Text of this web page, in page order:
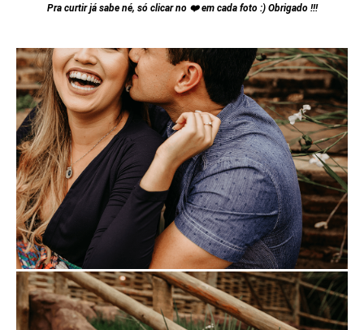
Pra curtir já sabe né, só clicar no ❤️ em cada foto :) Obrigado !!!